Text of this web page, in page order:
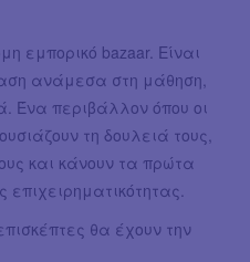
εμπορικό bazaar. Είναι
ανάμεσα στη μάθηση,
Ένα περιβάλλον όπου οι
τη δουλειά τους,
και κάνουν τα πρώτα
θα έχουν την